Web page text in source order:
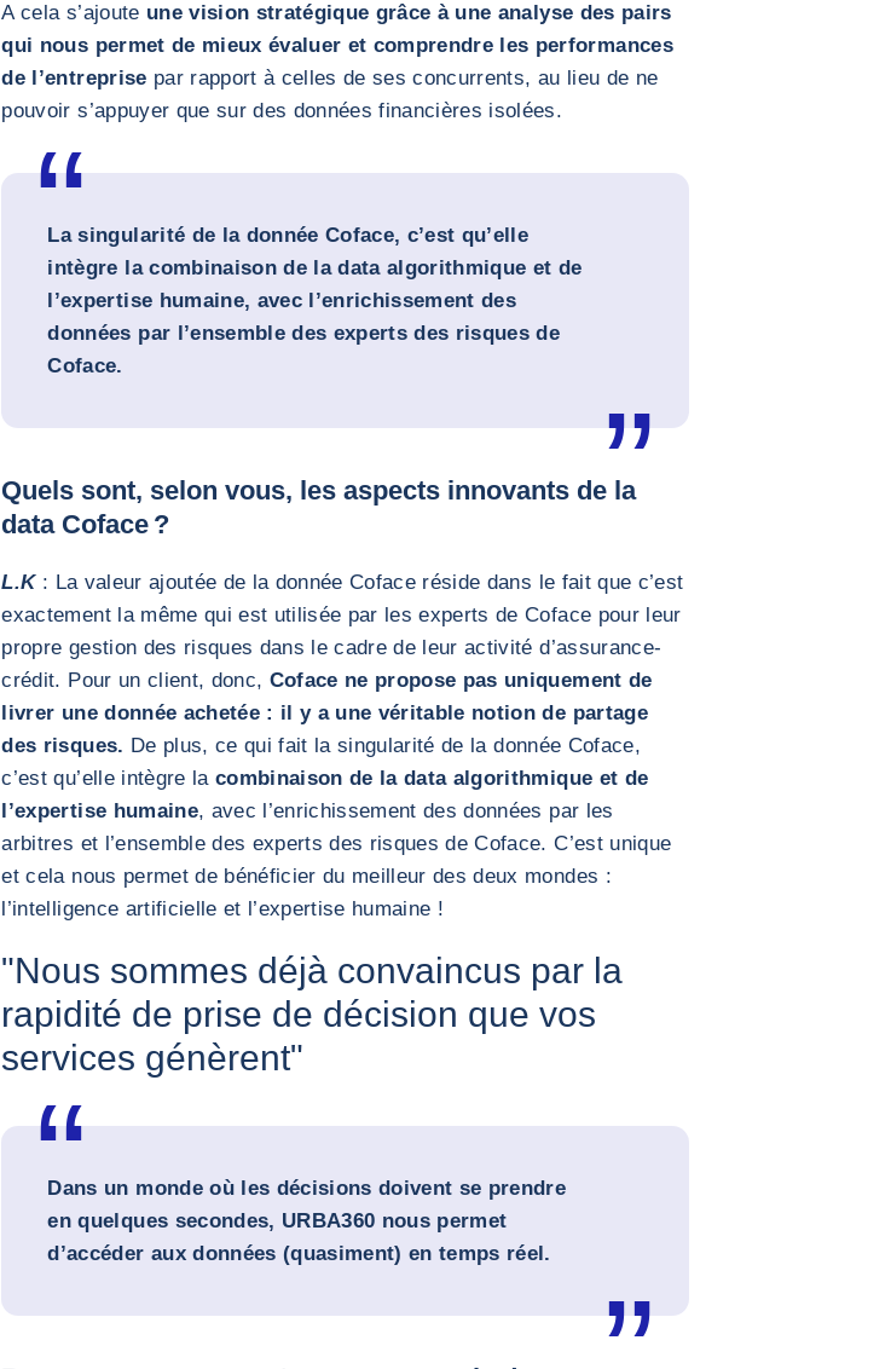
A cela s’ajoute une vision stratégique grâce à une analyse des pairs
qui nous permet de mieux évaluer et comprendre les performances
de l’entreprise par rapport à celles de ses concurrents, au lieu de ne
pouvoir s’appuyer que sur des données financières isolées.
La singularité de la donnée Coface, c’est qu’elle
intègre lacombinaison de la data algorithmique et de
l’expertise humaine, avec l’enrichissement des
données par l’ensemble des experts des risques de
Coface.
Quels sont, selon vous, les aspects innovants de la
data Coface ?
L.K: La valeur ajoutée de la donnée Coface réside dans le fait que c’est
exactement la même qui est utilisée par les experts de Coface pour leur
propre gestion des risques dans le cadre de leur activité d’assurance-
crédit. Pour un client, donc, Coface ne propose pas uniquement de
livrer une donnée achetée : il y a une véritable notion de partage
des risques. De plus, ce qui fait la singularité de la donnée Coface,
c’est qu’elle intègre la combinaison de la data algorithmique et de
l’expertise humaine, avec l’enrichissement des données par les
arbitres et l’ensemble des experts des risques de Coface. C’est unique
et cela nous permet de bénéficier du meilleur des deux mondes :
l’intelligence artificielle et l’expertise humaine !
"Nous sommes déjà convaincus par la
rapidité de prise de décision que vos
services génèrent"
Dans un monde où les décisions doivent se prendre
en quelques secondes, URBA360 nous permet
d’accéder aux données (quasiment) en temps réel.